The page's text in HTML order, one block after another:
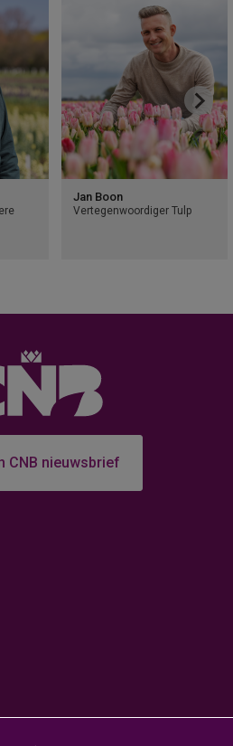
Jan Boon
Vertegenwoordiger Tulp
CNB nieuwsbrief